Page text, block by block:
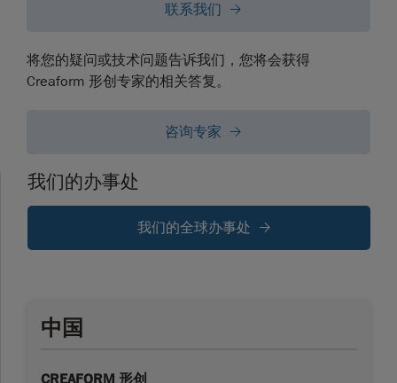
联系我们
将您的疑问或技术问题告诉我们，您将会获得
Creaform 形创专家的相关答复。
咨询专家
我们的办事处
我们的全球办事处
中国